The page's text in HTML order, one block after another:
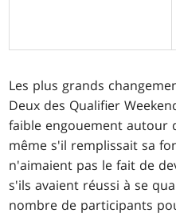
Les plus grands
Deux des Qualifier
faible engouement autour
même s'il remplissait sa
n'aimaient pas le fait de
s'ils avaient réussi à se
nombre de participants